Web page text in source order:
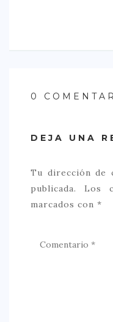
0
DEJA UNA
Tu dirección de
publicada.
Los
marcados con *